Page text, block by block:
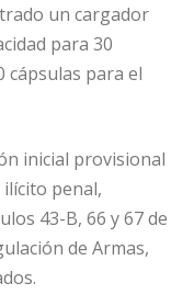
un cargador
para 30
cápsulas para el
inicial provisional
penal,
43-B, 66 y 67 de
de Armas,